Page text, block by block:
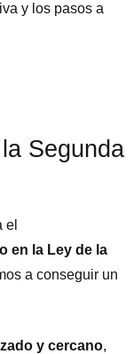
y los pasos a
Segunda
el
en la Ley de la
a conseguir un
y cercano,